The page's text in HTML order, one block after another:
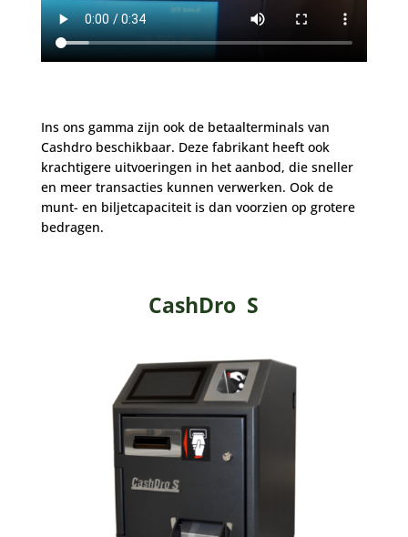
Ins ons gamma zijn ook de betaalterminals van
Cashdro beschikbaar. Deze fabrikant heeft ook
krachtigere uitvoeringen in het aanbod, die sneller
en meer transacties kunnen verwerken. Ook de
munt- en biljetcapaciteit is dan voorzien op grotere
bedragen.
CashDro S